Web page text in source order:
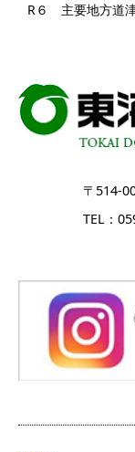
R６ 主要地方道
〒514-
TEL：